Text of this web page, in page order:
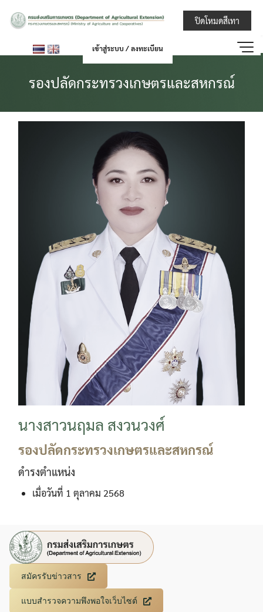
กรมส่งเสริมกา
เข้าสู่ระบบ / ลงทะเบียน
รองปลัดกระทรวงเกษตรและสหกรณ์
นางสาวนฤมล สงวนวงศ์
รองปลัดกระทรวงเกษตรและสหกรณ์
ดำรงตำแหน่ง
เมื่อวันที่ 1 ตุลาคม 2568
สมัครรับข่าวสาร
แบบสำรวจความพึงพอใจเว็บไซต์
ปิดโหมดสีเทา